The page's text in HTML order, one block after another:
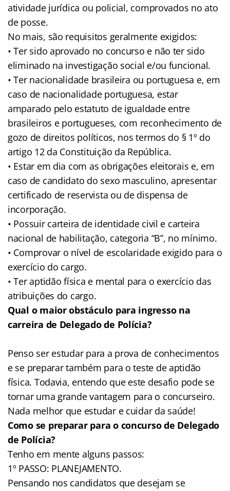
atividade jurídica ou policial, comprovados no ato
de posse.
No mais, são requisitos geralmente exigidos:
• Ter sido aprovado no concurso e não ter sido
eliminado na investigação social e/ou funcional.
• Ter nacionalidade brasileira ou portuguesa e, em
caso de nacionalidade portuguesa, estar
amparado pelo estatuto de igualdade entre
brasileiros e portugueses, com reconhecimento de
gozo de direitos políticos, nos termos do § 1º do
artigo 12 da Constituição da República.
• Estar em dia com as obrigações eleitorais e, em
caso de candidato do sexo masculino, apresentar
certificado de reservista ou de dispensa de
incorporação.
• Possuir carteira de identidade civil e carteira
nacional de habilitação, categoria “B”, no mínimo.
• Comprovar o nível de escolaridade exigido para o
exercício do cargo.
• Ter aptidão física e mental para o exercício das
atribuições do cargo.
Qual o maior obstáculo para ingresso na
carreira de Delegado de Polícia?
Penso ser estudar para a prova de conhecimentos
e se preparar também para o teste de aptidão
física. Todavia, entendo que este desafio pode se
tornar uma grande vantagem para o concurseiro.
Nada melhor que estudar e cuidar da saúde!
Como se preparar para o concurso de Delegado
de Polícia?
Tenho em mente alguns passos:
1º PASSO: PLANEJAMENTO.
Pensando nos candidatos que desejam se